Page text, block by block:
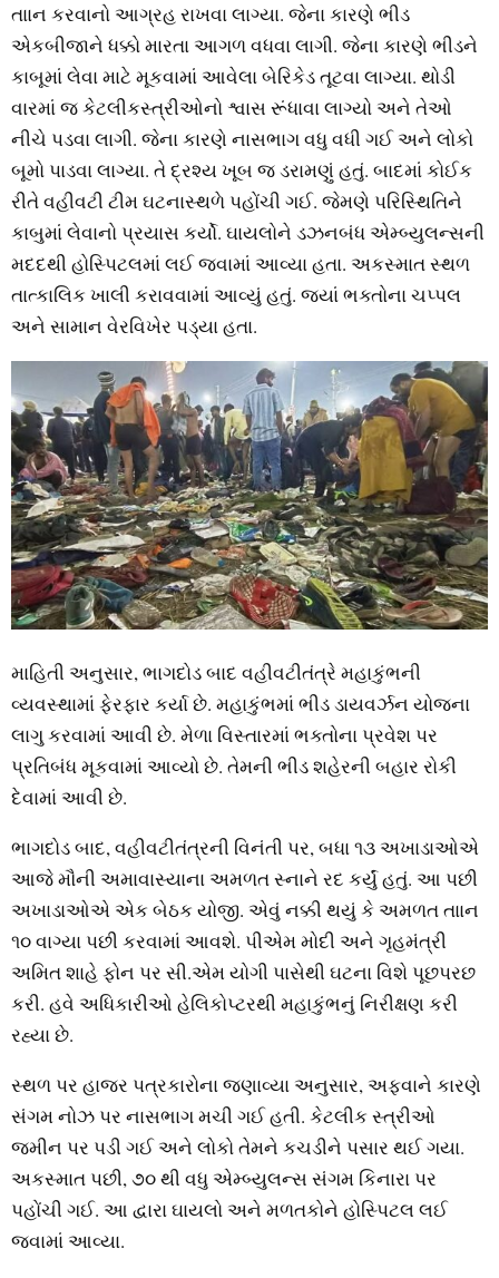
તાાન કરવાનો આગ્રહ રાખવા લાગ્‍યા. જેના કારણે ભીડ
એકબીજાને ધક્કો મારતા આગળ વધવા લાગી. જેના કારણે ભીડને
કાબૂમાં લેવા માટે મૂકવામાં આવેલા બેરિકેડ તૂટવા લાગ્‍યા. થોડી
વારમાં જ કેટલીકસ્ત્રીઓનો શ્વાસ રૂંધાવા લાગ્‍યો અને તેઓ
નીચે પડવા લાગી. જેના કારણે નાસભાગ વધુ વધી ગઈ અને લોકો
બૂમો પાડવા લાગ્‍યા. તે દ્રશ્‍ય ખૂબ જ ડરામણું હતું. બાદમાં કોઈક
રીતે વહીવટી ટીમ ઘટનાસ્‍થળે પહોંચી ગઈ. જેમણે પરિસ્‍થિતિને
કાબુમાં લેવાનો પ્રયાસ કર્યો. ઘાયલોને ડઝનબંધ એમ્‍બ્‍યુલન્‍સની
મદદથી હોસ્‍પિટલમાં લઈ જવામાં આવ્‍યા હતા. અકસ્‍માત સ્‍થળ
તાત્‍કાલિક ખાલી કરાવવામાં આવ્‍યું હતું. જ્‍યાં ભક્‍તોના ચપ્‍પલ
અને સામાન વેરવિખેર પડ્‍યા હતા.
માહિતી અનુસાર, ભાગદોડ બાદ વહીવટીતંત્રે મહાકુંભની
વ્‍યવસ્‍થામાં ફેરફાર કર્યા છે. મહાકુંભમાં ભીડ ડાયવર્ઝન યોજના
લાગુ કરવામાં આવી છે. મેળા વિસ્‍તારમાં ભક્‍તોના પ્રવેશ પર
પ્રતિબંધ મૂકવામાં આવ્‍યો છે. તેમની ભીડ શહેરની બહાર રોકી
દેવામાં આવી છે.
ભાગદોડ બાદ, વહીવટીતંત્રની વિનંતી પર, બધા ૧૩ અખાડાઓએ
આજે મૌની અમાવાસ્‍યાના અમળત સ્નાને રદ કર્યું હતું. આ પછી
અખાડાઓએ એક બેઠક યોજી. એવું નક્કી થયું કે અમળત તાાન
૧૦ વાગ્‍યા પછી કરવામાં આવશે. પીએમ મોદી અને ગૃહમંત્રી
અમિત શાહે ફોન પર સી.એમ યોગી પાસેથી ઘટના વિશે પૂછપરછ
કરી. હવે અધિકારીઓ હેલિકોપ્‍ટરથી મહાકુંભનું નિરીક્ષણ કરી
રહ્યા છે.
સ્થળ પર હાજર પત્રકારોના જણાવ્‍યા અનુસાર, અફવાને કારણે
સંગમ નોઝ પર નાસભાગ મચી ગઈ હતી. કેટલીક સ્ત્રીઓ
જમીન પર પડી ગઈ અને લોકો તેમને કચડીને પસાર થઈ ગયા.
અકસ્‍માત પછી, ૭૦ થી વધુ એમ્‍બ્‍યુલન્‍સ સંગમ કિનારા પર
પહોંચી ગઈ. આ દ્વારા ઘાયલો અને મળતકોને હોસ્‍પિટલ લઈ
જવામાં આવ્‍યા.